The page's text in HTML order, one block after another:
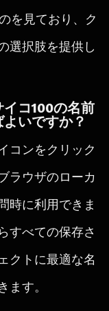
を見ており、ク
選択肢を提供し
コ100の名前
いですか？
コンをクリック
ラウザのローカ
時に利用できま
すべての保存さ
クトに最適な名
す。